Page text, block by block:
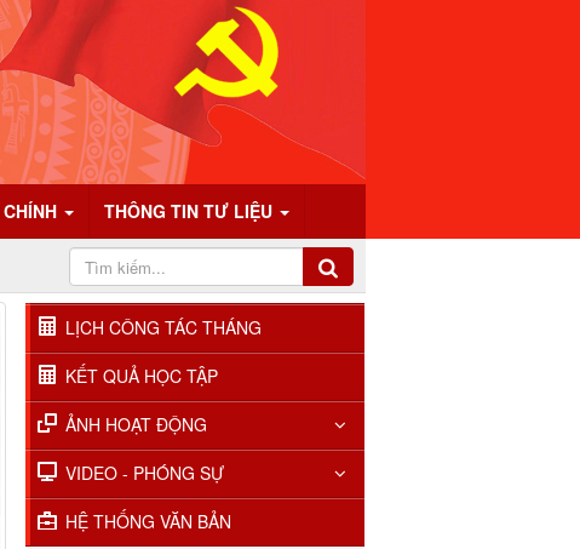
THÔNG TIN TƯ LIỆU
LỊCH CÔNG TÁC THÁNG
KẾT QUẢ HỌC TẬP
ẢNH HOẠT ĐỘNG
VIDEO - PHÓNG SỰ
HỆ THỐNG VĂN BẢN